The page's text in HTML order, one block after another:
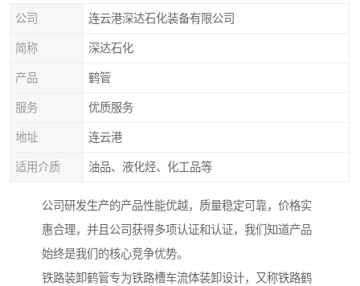
公司 连云港深达石化装备有限公司
简称 深达石化
产品 鹤管
服务 优质服务
地址 连云港
适用介质 油品、液化烃、化工品等
公司研发生产的产品性能优越，质量稳定可靠，价格实
惠合理，并且公司获得多项认证和认证，我们知道产品
始终是我们的核心竞争优势。
铁路装卸鹤管专为铁路槽车流体装卸设计，又称铁路鹤